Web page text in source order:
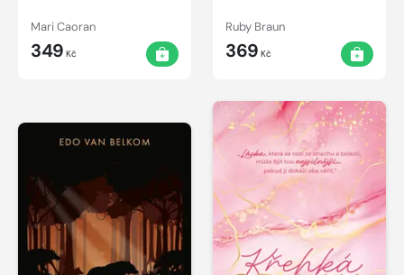
Mari Caoran
349 Kč
Ruby Braun
369 Kč